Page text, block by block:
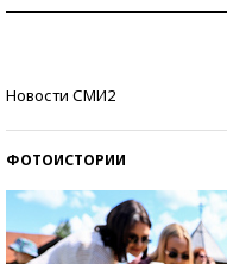
Новости СМИ2
ФОТОИСТОРИИ